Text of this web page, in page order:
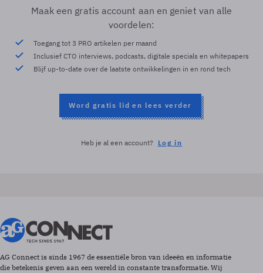
Maak een gratis account aan en geniet van alle
voordelen:
Toegang tot 3 PRO artikelen per maand
Inclusief CTO interviews, podcasts, digitale specials en whitepapers
Blijf up-to-date over de laatste ontwikkelingen in en rond tech
Word gratis lid en lees verder
Heb je al een account? Log in
AG Connect is sinds 1967 de essentiële bron van ideeën en informatie
die betekenis geven aan een wereld in constante transformatie. Wij